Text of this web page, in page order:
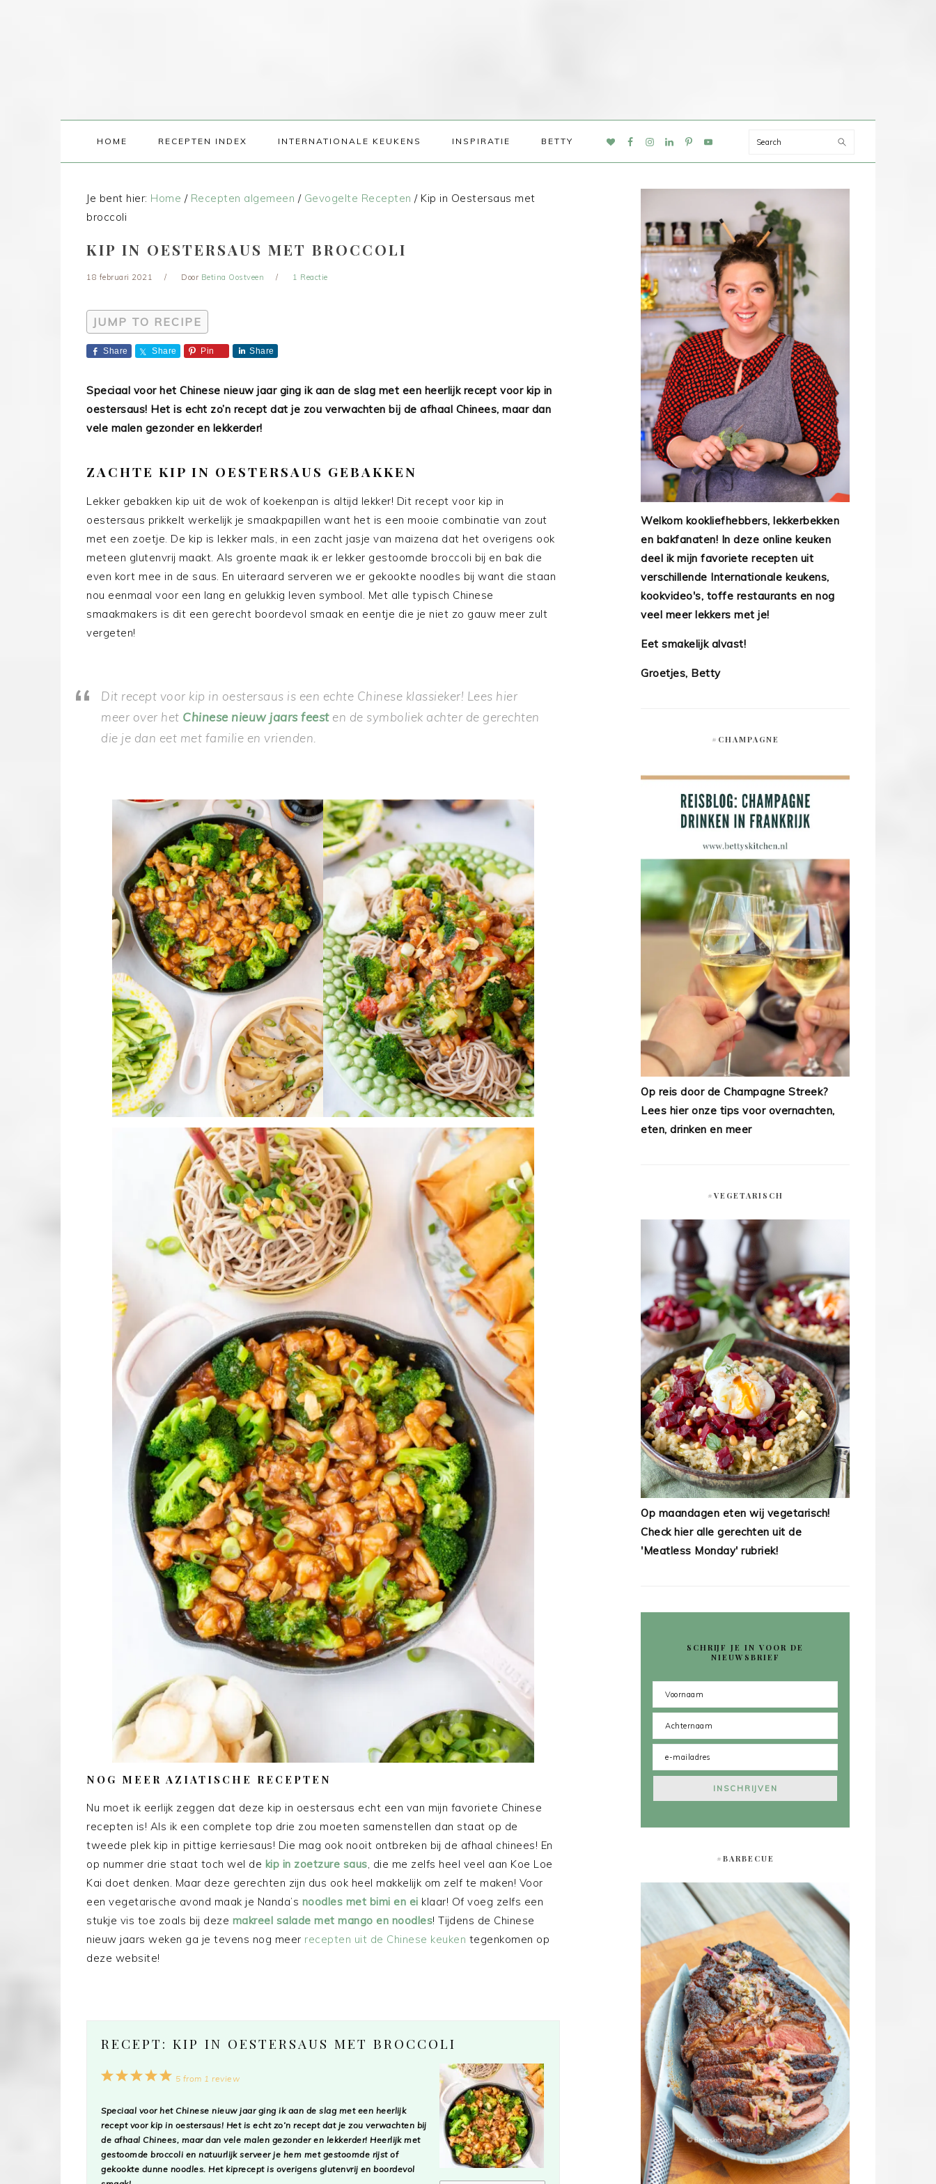
HOME RECEPTEN INDEX INTERNATIONALE KEUKENS INSPIRATIE BETTY
NAV
Search
Je bent hier: Home / Recepten algemeen / Gevogelte Recepten /Kip in Oestersaus met
broccoli
KIP IN OESTERSAUS MET BROCCOLI
18 februari 2021 Door Betina Oostveen 1 Reactie
JUMP TO RECIPE
Share Share Pin Share
Speciaal voor het Chinese nieuw jaar ging ik aan de slag met een heerlijk recept voor kip in
oestersaus! Het is echt zo’n recept dat je zou verwachten bij de afhaal Chinees, maar dan
vele malen gezonder en lekkerder!
ZACHTE KIP IN OESTERSAUS GEBAKKEN
Lekker gebakken kip uit de wok of koekenpan is altijd lekker! Dit recept voor kip in
oestersaus prikkelt werkelijk je smaakpapillen want het is een mooie combinatie van zout
met een zoetje. De kip is lekker mals, in een zacht jasje van maizena dat het overigens ook
meteen glutenvrij maakt. Als groente maak ik er lekker gestoomde broccoli bij en bak die
even kort mee in de saus. En uiteraard serveren we er gekookte noodles bij want die staan
nou eenmaal voor een lang en gelukkig leven symbool. Met alle typisch Chinese
smaakmakers is dit een gerecht boordevol smaak en eentje die je niet zo gauw meer zult
vergeten!
Dit recept voor kip in oestersaus is een echte Chinese klassieker! Lees hier
meer over het Chinese nieuw jaars feesten de symboliek achter de gerechten
die je dan eet met familie en vrienden.
NOG MEER AZIATISCHE RECEPTEN
Nu moet ik eerlijk zeggen dat deze kip in oestersaus echt een van mijn favoriete Chinese
recepten is! Als ik een complete top drie zou moeten samenstellen dan staat op de
tweede plek kip in pittige kerriesaus! Die mag ook nooit ontbreken bij de afhaal chinees! En
op nummer drie staat toch wel de kip in zoetzure saus , die me zelfs heel veel aan Koe Loe
Kai doet denken. Maar deze gerechten zijn dus ook heel makkelijk om zelf te maken! Voor
een vegetarische avond maak je Nanda’s noodles met bimi en ei klaar! Of voeg zelfs een
stukje vis toe zoals bij deze makreel salade met mango en noodles! Tijdens de Chinese
nieuw jaars weken ga je tevens nog meer recepten uit de Chinese keuken tegenkomen op
deze website!
RECEPT: KIP IN OESTERSAUS MET BROCCOLI
5
4
3
2
1
5 from 1 review
Speciaal voor het Chinese nieuw jaar ging ik aan de slag met een heerlijk
recept voor kip in oestersaus! Het is echt zo’n recept dat je zou verwachten bij
de afhaal Chinees, maar dan vele malen gezonder en lekkerder! Heerlijk met
gestoomde broccoli en natuurlijk serveer je hem met gestoomde rijst of
gekookte dunne noodles. Het kiprecept is overigens glutenvrij en boordevol
Welkom kookliefhebbers, lekkerbekken
en bakfanaten! In deze online keuken
deel ik mijn favoriete recepten uit
verschillende Internationale keukens,
kookvideo's, toffe restaurants en nog
veel meer lekkers met je!
Eet smakelijk alvast!
Groetjes, Betty
#CHAMPAGNE
Op reis door de Champagne Streek?
Lees hier onze tips voor overnachten,
eten, drinken en meer
#VEGETARISCH
Op maandagen eten wij vegetarisch!
Check hier alle gerechten uit de
'Meatless Monday' rubriek!
SCHRIJF JE IN VOOR DE
NIEUWSBRIEF
#BARBECUE